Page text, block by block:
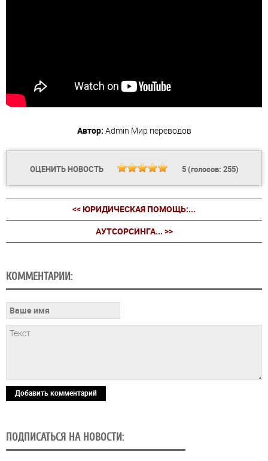
Автор: Admin Мир переводов
ОЦЕНИТЬ НОВОСТЬ 5(голосов: 255)
<< ЮРИДИЧЕСКАЯ ПОМОЩЬ:...
АУТСОРСИНГА... >>
КОММЕНТАРИИ:
Добавить комментарий
ПОДПИСАТЬСЯ НА НОВОСТИ: